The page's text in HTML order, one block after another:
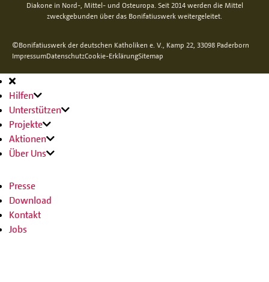
Diakone in Nord-, Mittel- und Osteuropa. Seit 2014 werden die Mittel
zweckgebunden über das Bonifatiuswerk weitergeleitet.
©Bonifatiuswerk der deutschen Katholiken e. V., Kamp 22, 33098 Paderborn
ImpressumDatenschutzCookie-ErklärungSitemap
Hauptnavigation
Hilfen
Unterstützen
Projekte
Aktionen
Über Uns
Presse
Download
Kontakt
Jobs